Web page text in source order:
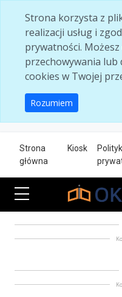
Strona korzysta z
realizacji usług i
prywatności.
przechowywania
cookies w Twojej
Rozumiem
Strona
główna
Kiosk